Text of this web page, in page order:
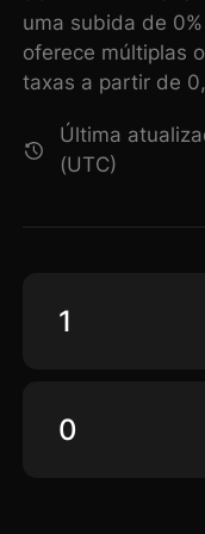
uma subida de
oferece múltiplas
taxas a partir de
Última
(UTC)